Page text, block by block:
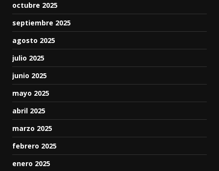
octubre 2025
septiembre 2025
agosto 2025
julio 2025
junio 2025
mayo 2025
abril 2025
marzo 2025
febrero 2025
enero 2025